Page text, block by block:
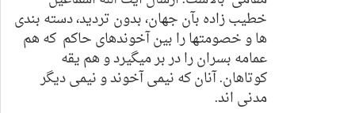
خطیب زاده بآن جهان، بدون تردید، دسته بندی
ها و خصومتها را بین آخوندهای حاکم که هم
عمامه بسران را در بر میگیرد و هم یقه
کوتاهان. آنان که نیمی آخوند و نیمی دیگر
مدنی اند.